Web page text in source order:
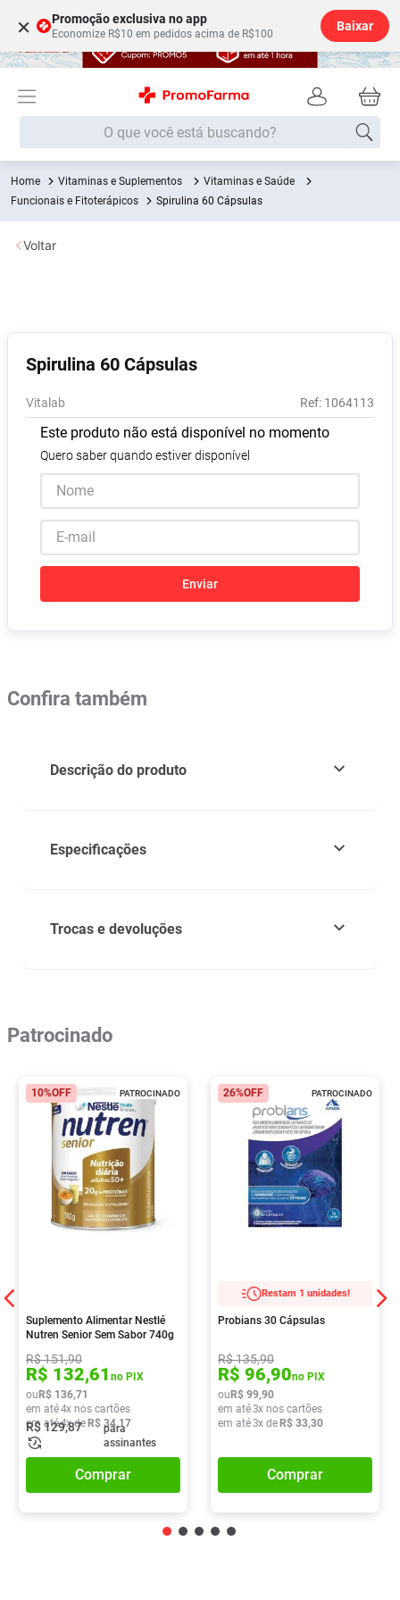
× Promoção exclusiva no app
Economize R$10 em pedidos acima de R$100
Baixar
O que você está buscando?
Vitaminas e Suplementos
Vitaminas e Saúde
Funcionais e Fitoterápicos
Spirulina 60 Cápsulas
Spirulina 60 Cápsulas
Vitalab : 1064113
Este produto não está disponível no momento
Quero saber quando estiver disponível
Enviar
Voltar
Confira também
Descrição do produto
Especificações
Trocas e devoluções
Patrocinado
PATROCINADO
10%OFF
Suplemento Alimentar Nestlé
Nutren Senior Sem Sabor 740g
R$151,90
R$ 132,61 no PIX
ou R$ 136,71
em até4x nos cartões
em até4x de R$ 34,17
R$129,87
para
assinantes
Comprar
PATROCINADO
26%OFF
Restam 1 unidades!
Probians 30 Cápsulas
R$135,90
R$ 96,90no PIX
ou R$ 99,90
em até3x nos cartões
em até3x de R$ 33,30
Comprar
Termos mais buscados
1º Fralda
2
5º Fralda G
6º Shampoo
8º Absorvente
9º Lavitan
10º Vitamina D